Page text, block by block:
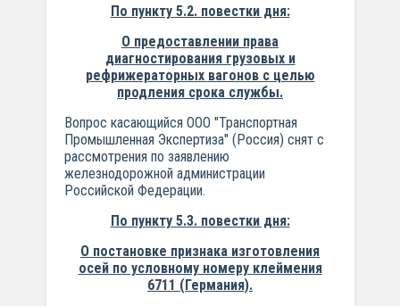
По пункту 5.2. повестки дня:
О предоставлении права
диагностирования грузовых и
рефрижераторных вагонов с целью
продления срока службы.
Вопрос касающийся ООО "Транспортная
Промышленная Экспертиза" (Россия) снят с
рассмотрения по заявлению
железнодорожной администрации
Российской Федерации.
По пункту 5.3. повестки дня:
О постановке признака изготовления
осей по условному номеру клеймения
6711 (Германия).